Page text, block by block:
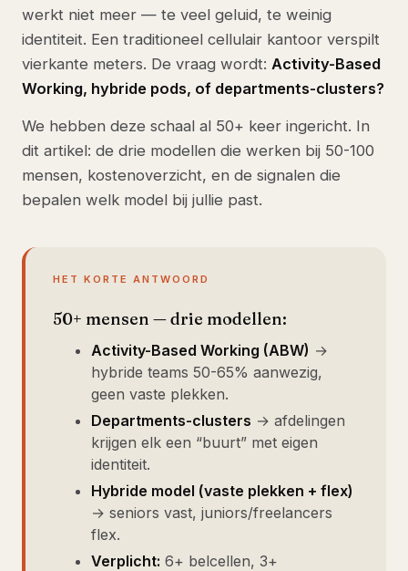
werkt niet meer — te veel geluid, te weinig
identiteit. Een traditioneel cellulair kantoor verspilt
vierkante meters. De vraag wordt: Activity-Based
Working, hybride pods, of departments-clusters?
We hebben deze schaal al 50+ keer ingericht. In
dit artikel: de drie modellen die werken bij 50-100
mensen, kostenoverzicht, en de signalen die
bepalen welk model bij jullie past.
HET KORTE ANTWOORD
50+ mensen — drie modellen:
Activity-Based Working (ABW) →
hybride teams 50-65% aanwezig,
geen vaste plekken.
Departments-clusters → afdelingen
krijgen elk een “buurt” met eigen
identiteit.
Hybride model (vaste plekken + flex)
→ seniors vast, juniors/freelancers
flex.
Verplicht: 6+ belcellen, 3+